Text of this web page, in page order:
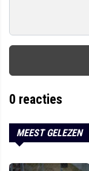
0 reacties
MEEST GELEZEN